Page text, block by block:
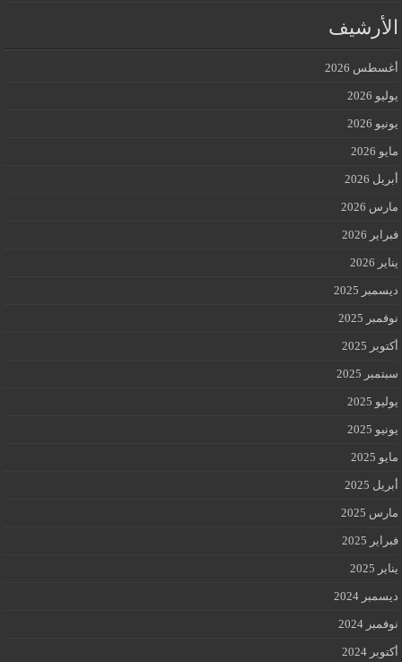
الأرشيف
أغسطس 2026
يوليو 2026
يونيو 2026
مايو 2026
أبريل 2026
مارس 2026
فبراير 2026
يناير 2026
ديسمبر 2025
نوفمبر 2025
أكتوبر 2025
سبتمبر 2025
يوليو 2025
يونيو 2025
مايو 2025
أبريل 2025
مارس 2025
فبراير 2025
يناير 2025
ديسمبر 2024
نوفمبر 2024
أكتوبر 2024